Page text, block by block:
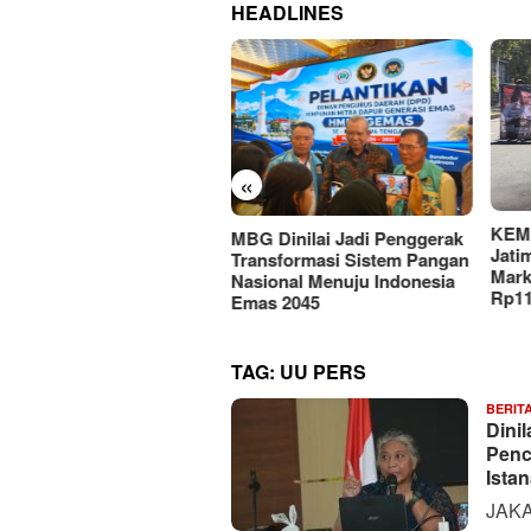
HEADLINES
«
KEMAKI Geruduk Kejati
Jatim, Desak Usut Dugaan
Mark-up Anggaran Dishub
Rp111 Miliar
TAG: UU PERS